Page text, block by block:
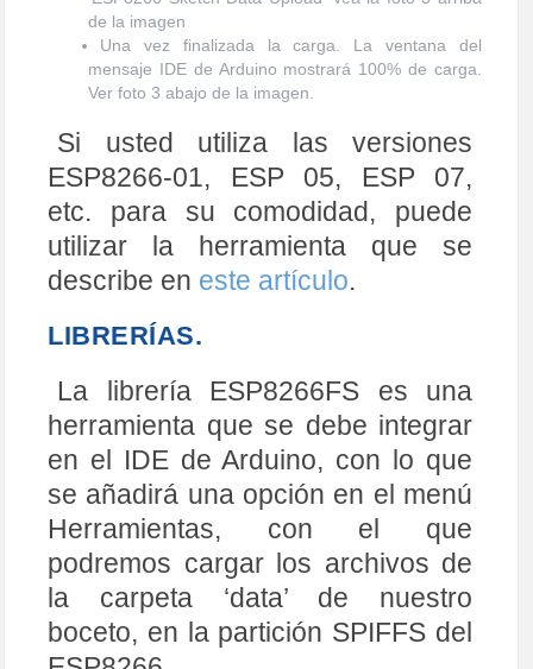
de la imagen
Una vez finalizada la carga. La ventana del
mensaje IDE de Arduino mostrará 100% de carga.
Ver foto 3 abajo de la imagen.
Si usted utiliza las versiones
ESP8266-01, ESP 05, ESP 07,
etc. para su comodidad, puede
utilizar la herramienta que se
describe en este artículo.
LIBRERÍAS.
La librería ESP8266FS es una
herramienta que se debe integrar
en el IDE de Arduino, con lo que
se añadirá una opción en el menú
Herramientas, con el que
podremos cargar los archivos de
la carpeta ‘data’ de nuestro
boceto, en la partición SPIFFS del